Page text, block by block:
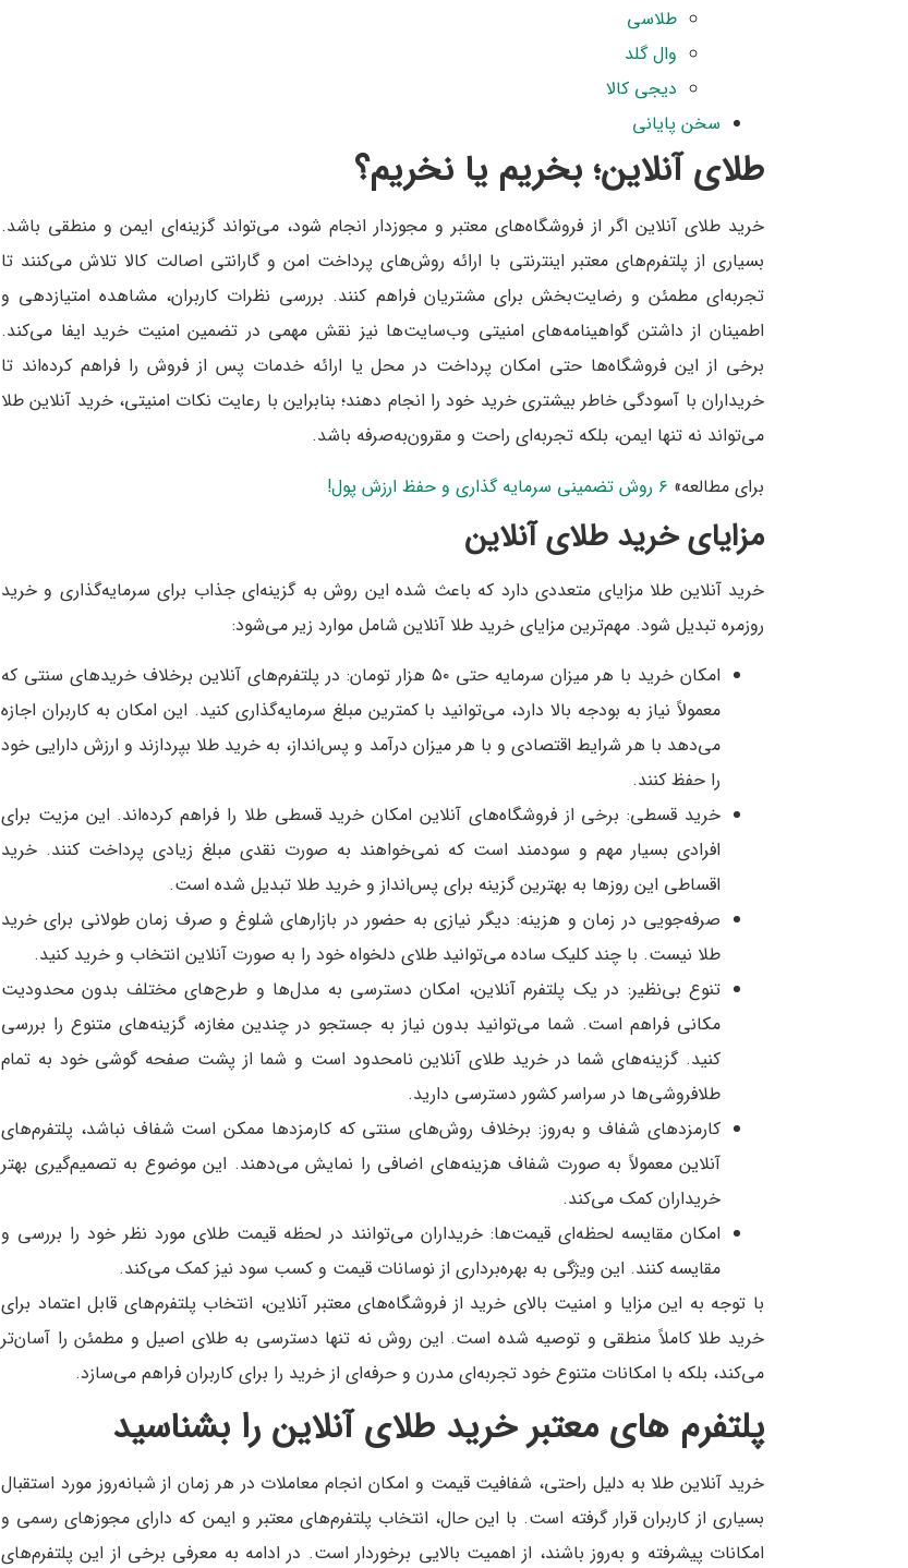
طلاسی
وال گلد
دیجی کالا
سخن پایانی
طلای آنلاین؛ بخریم یا نخریم؟
خرید طلای آنلاین اگر از فروشگاه‌های معتبر و مجوزدار انجام شود، می‌تواند گزینه‌ای ایمن و منطقی باشد.
بسیاری از پلتفرم‌های معتبر اینترنتی با ارائه روش‌های پرداخت امن و گارانتی اصالت کالا تلاش می‌کنند تا
تجربه‌ای مطمئن و رضایت‌بخش برای مشتریان فراهم کنند. بررسی نظرات کاربران، مشاهده امتیازدهی و
اطمینان از داشتن گواهینامه‌های امنیتی وب‌سایت‌ها نیز نقش مهمی در تضمین امنیت خرید ایفا می‌کند.
برخی از این فروشگاه‌ها حتی امکان پرداخت در محل یا ارائه خدمات پس از فروش را فراهم کرده‌اند تا
خریداران با آسودگی خاطر بیشتری خرید خود را انجام دهند؛ بنابراین با رعایت نکات امنیتی، خرید آنلاین طلا
می‌تواند نه تنها ایمن، بلکه تجربه‌ای راحت و مقرون‌به‌صرفه باشد.
برای مطالعه» ۶ روش تضمینی سرمایه گذاری و حفظ ارزش پول!
مزایای خرید طلای آنلاین
خرید آنلاین طلا مزایای متعددی دارد که باعث شده این روش به گزینه‌ای جذاب برای سرمایه‌گذاری و خرید
روزمره تبدیل شود. مهم‌ترین مزایای خرید طلا آنلاین شامل موارد زیر می‌شود:
امکان خرید با هر میزان سرمایه حتی ۵۰ هزار تومان: در پلتفرم‌های آنلاین برخلاف خریدهای سنتی که
معمولاً نیاز به بودجه بالا دارد، می‌توانید با کمترین مبلغ سرمایه‌گذاری کنید. این امکان به کاربران اجازه
می‌دهد با هر شرایط اقتصادی و با هر میزان درآمد و پس‌انداز، به خرید طلا بپردازند و ارزش دارایی خود
را حفظ کنند.
خرید قسطی: برخی از فروشگاه‌های آنلاین امکان خرید قسطی طلا را فراهم کرده‌اند. این مزیت برای
افرادی بسیار مهم و سودمند است که نمی‌خواهند به صورت نقدی مبلغ زیادی پرداخت کنند. خرید
اقساطی این روزها به بهترین گزینه برای پس‌انداز و خرید طلا تبدیل شده است.
صرفه‌جویی در زمان و هزینه: دیگر نیازی به حضور در بازارهای شلوغ و صرف زمان طولانی برای خرید
طلا نیست. با چند کلیک ساده می‌توانید طلای دلخواه خود را به صورت آنلاین انتخاب و خرید کنید.
تنوع بی‌نظیر: در یک پلتفرم آنلاین، امکان دسترسی به مدل‌ها و طرح‌های مختلف بدون محدودیت
مکانی فراهم است. شما می‌توانید بدون نیاز به جستجو در چندین مغازه، گزینه‌های متنوع را بررسی
کنید. گزینه‌های شما در خرید طلای آنلاین نامحدود است و شما از پشت صفحه گوشی خود به تمام
طلافروشی‌ها در سراسر کشور دسترسی دارید.
کارمزدهای شفاف و به‌روز: برخلاف روش‌های سنتی که کارمزدها ممکن است شفاف نباشد، پلتفرم‌های
آنلاین معمولاً به صورت شفاف هزینه‌های اضافی را نمایش می‌دهند. این موضوع به تصمیم‌گیری بهتر
خریداران کمک می‌کند.
امکان مقایسه لحظه‌ای قیمت‌ها: خریداران می‌توانند در لحظه قیمت طلای مورد نظر خود را بررسی و
مقایسه کنند. این ویژگی به بهره‌برداری از نوسانات قیمت و کسب سود نیز کمک می‌کند.
با توجه به این مزایا و امنیت بالای خرید از فروشگاه‌های معتبر آنلاین، انتخاب پلتفرم‌های قابل اعتماد برای
خرید طلا کاملاً منطقی و توصیه شده است. این روش نه تنها دسترسی به طلای اصیل و مطمئن را آسان‌تر
می‌کند، بلکه با امکانات متنوع خود تجربه‌ای مدرن و حرفه‌ای از خرید را برای کاربران فراهم می‌سازد.
پلتفرم های معتبر خرید طلای آنلاین را بشناسید
خرید آنلاین طلا به دلیل راحتی، شفافیت قیمت و امکان انجام معاملات در هر زمان از شبانه‌روز مورد استقبال
بسیاری از کاربران قرار گرفته است. با این حال، انتخاب پلتفرم‌های معتبر و ایمن که دارای مجوزهای رسمی و
امکانات پیشرفته و به‌روز باشند، از اهمیت بالایی برخوردار است. در ادامه به معرفی برخی از این پلتفرم‌های